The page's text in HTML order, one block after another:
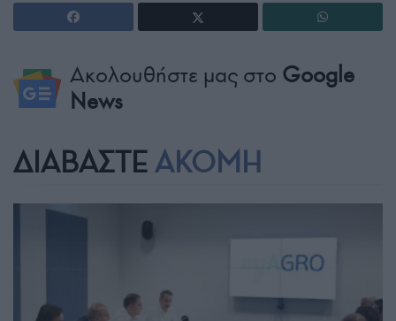
Ακολουθήστε μας στο Google
News
ΔΙΑΒΑΣΤΕ ΑΚΟΜΗ